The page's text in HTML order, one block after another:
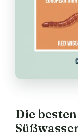
Die